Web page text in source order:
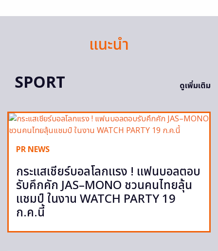
แนะนำ
SPORT
ดูเพิ่มเติม
PR NEWS
กระแสเชียร์บอลโลกแรง ! แฟนบอลตอบ
รับคึกคัก JAS–MONO ชวนคนไทยลุ้น
แชมป์ ในงาน WATCH PARTY 19
ก.ค.นี้